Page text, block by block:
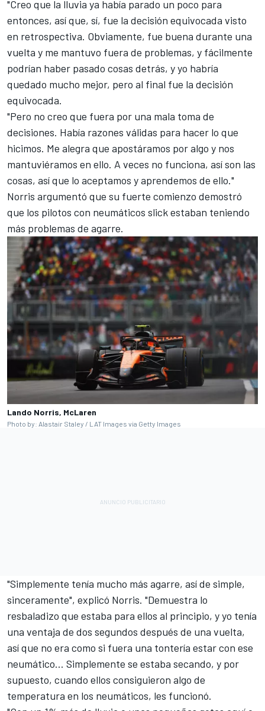
"Creo que la lluvia ya había parado un poco para
entonces, así que, sí, fue la decisión equivocada visto
en retrospectiva. Obviamente, fue buena durante una
vuelta y me mantuvo fuera de problemas, y fácilmente
podrían haber pasado cosas detrás, y yo habría
quedado mucho mejor, pero al final fue la decisión
equivocada.
"Pero no creo que fuera por una mala toma de
decisiones. Había razones válidas para hacer lo que
hicimos. Me alegra que apostáramos por algo y nos
mantuviéramos en ello. A veces no funciona, así son las
cosas, así que lo aceptamos y aprendemos de ello."
Norris argumentó que su fuerte comienzo demostró
que los pilotos con neumáticos slick estaban teniendo
más problemas de agarre.
Lando Norris, McLaren
Photo by: Alastair Staley / LAT Images via Getty Images
"Simplemente tenía mucho más agarre, así de simple,
sinceramente", explicó Norris. "Demuestra lo
resbaladizo que estaba para ellos al principio, y yo tenía
una ventaja de dos segundos después de una vuelta,
así que no era como si fuera una tontería estar con ese
neumático... Simplemente se estaba secando, y por
supuesto, cuando ellos consiguieron algo de
temperatura en los neumáticos, les funcionó.